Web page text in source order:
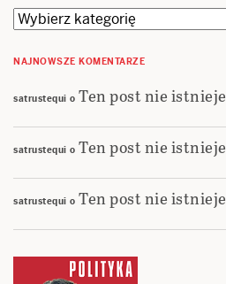
Kategorie
NAJNOWSZE KOMENTARZE
satrustequi o Ten post nie istnieje
satrustequi o Ten post nie istnieje
satrustequi o Ten post nie istnieje